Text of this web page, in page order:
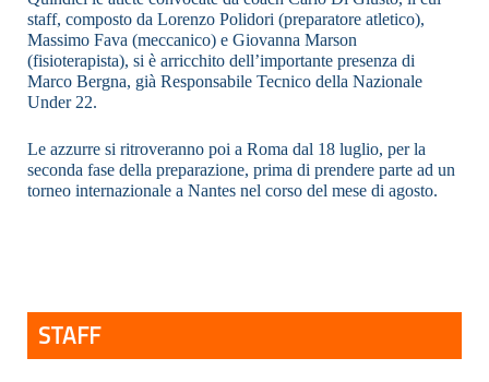
staff, composto da Lorenzo Polidori (preparatore atletico),
Massimo Fava (meccanico) e Giovanna Marson
(fisioterapista), si è arricchito dell’importante presenza di
Marco Bergna, già Responsabile Tecnico della Nazionale
Under 22.
Le azzurre si ritroveranno poi a Roma dal 18 luglio, per la
seconda fase della preparazione, prima di prendere parte ad un
torneo internazionale a Nantes nel corso del mese di agosto.
STAFF